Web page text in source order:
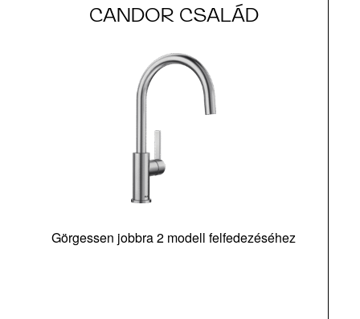
CANDOR CSALÁD
Görgessen jobbra 2 modell felfedezéséhez